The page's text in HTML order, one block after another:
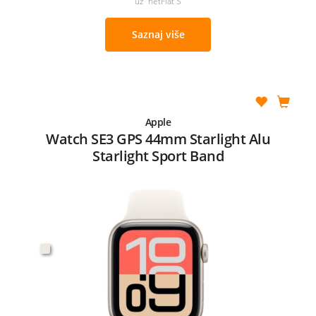
Saznaj više
Apple
Watch SE3 GPS 44mm Starlight Alu
Starlight Sport Band